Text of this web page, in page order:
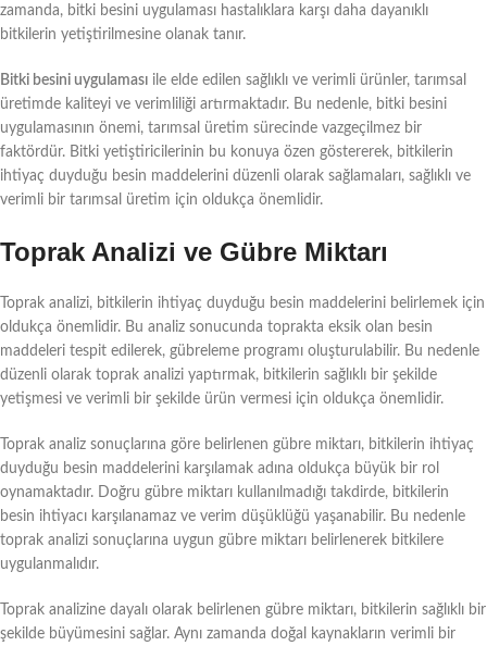
zamanda, bitki besini uygulaması hastalıklara karşı daha dayanıklı
bitkilerin yetiştirilmesine olanak tanır.
Bitki besini uygulaması ile elde edilen sağlıklı ve verimli ürünler, tarımsal
üretimde kaliteyi ve verimliliği artırmaktadır. Bu nedenle, bitki besini
uygulamasının önemi, tarımsal üretim sürecinde vazgeçilmez bir
faktördür. Bitki yetiştiricilerinin bu konuya özen göstererek, bitkilerin
ihtiyaç duyduğu besin maddelerini düzenli olarak sağlamaları, sağlıklı ve
verimli bir tarımsal üretim için oldukça önemlidir.
Toprak Analizi ve Gübre Miktarı
Toprak analizi, bitkilerin ihtiyaç duyduğu besin maddelerini belirlemek için
oldukça önemlidir. Bu analiz sonucunda toprakta eksik olan besin
maddeleri tespit edilerek, gübreleme programı oluşturulabilir. Bu nedenle
düzenli olarak toprak analizi yaptırmak, bitkilerin sağlıklı bir şekilde
yetişmesi ve verimli bir şekilde ürün vermesi için oldukça önemlidir.
Toprak analiz sonuçlarına göre belirlenen gübre miktarı, bitkilerin ihtiyaç
duyduğu besin maddelerini karşılamak adına oldukça büyük bir rol
oynamaktadır. Doğru gübre miktarı kullanılmadığı takdirde, bitkilerin
besin ihtiyacı karşılanamaz ve verim düşüklüğü yaşanabilir. Bu nedenle
toprak analizi sonuçlarına uygun gübre miktarı belirlenerek bitkilere
uygulanmalıdır.
Toprak analizine dayalı olarak belirlenen gübre miktarı, bitkilerin sağlıklı bir
şekilde büyümesini sağlar. Aynı zamanda doğal kaynakların verimli bir